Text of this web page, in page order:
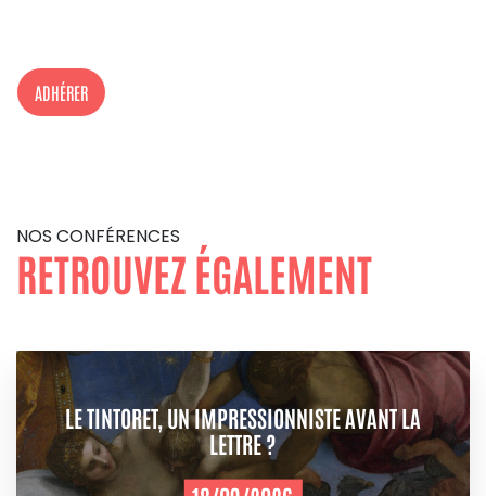
ADHÉRER
NOS CONFÉRENCES
RETROUVEZ ÉGALEMENT
LE TINTORET, UN IMPRESSIONNISTE AVANT LA
LETTRE ?